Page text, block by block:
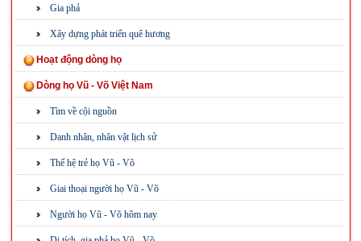
Gia phả
Xây dựng phát triển quê hương
Hoạt động dòng họ
Dòng họ Vũ - Võ Việt Nam
Tìm về cội nguồn
Danh nhân, nhân vật lịch sử
Thế hệ trẻ họ Vũ - Võ
Giai thoại người họ Vũ - Võ
Người họ Vũ - Võ hôm nay